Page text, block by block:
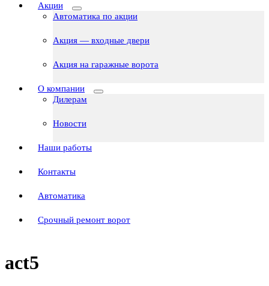
Акции
Автоматика по акции
Акция — входные двери
Акция на гаражные ворота
О компании
Дилерам
Новости
Наши работы
Контакты
Автоматика
Срочный ремонт ворот
act5